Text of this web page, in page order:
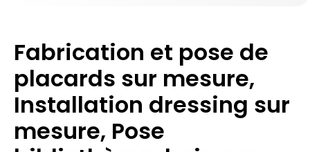
Fabrication et pose de
placards sur mesure,
Installation dressing sur
mesure, Pose